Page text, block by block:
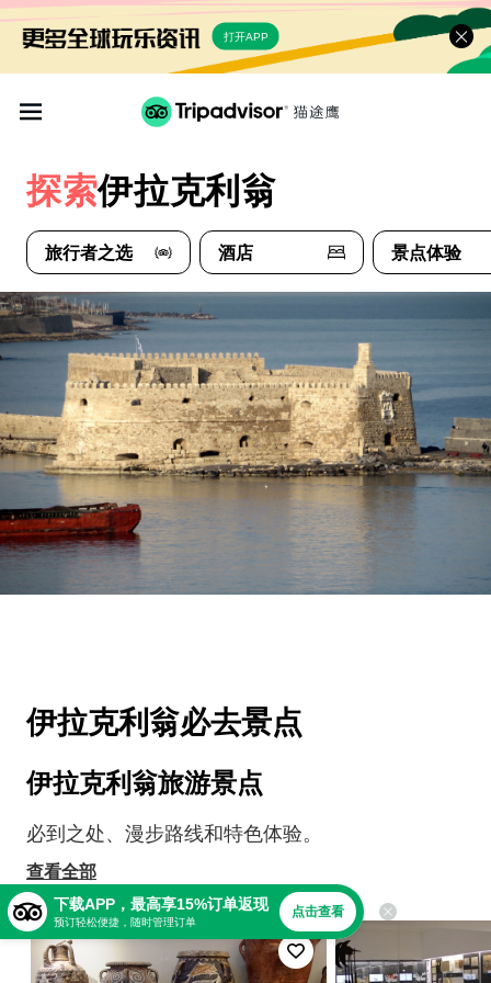
打开APP
探索伊拉克利翁
旅行者之选 酒店 景点体验
伊拉克利翁必去景点
伊拉克利翁旅游景点
必到之处、漫步路线和特色体验。
查看全部
下载APP，最高享15%订单返现
预订轻松便捷，随时管理订单
点击查看